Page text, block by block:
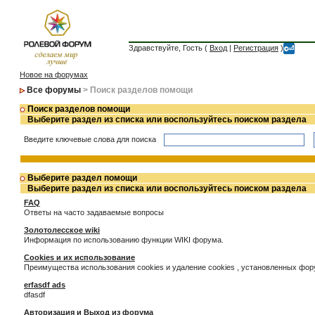
Здравствуйте, Гость ( Вход | Регистрация )
Новое на форумах
Все форумы > Поиск разделов помощи
Поиск разделов помощи
Выберите раздел из списка или воспользуйтесь поиском раздела
Введите ключевые слова для поиска
Выберите раздел помощи
Выберите раздел из списка или воспользуйтесь поиском раздела
FAQ
Ответы на часто задаваемые вопросы
Золотолесское wiki
Информация по использованию функции WIKI форума.
Cookies и их использование
Преимущества использования cookies и удаление cookies , установленных
erfasdf ads
dfasdf
Авторизация и Выход из форума